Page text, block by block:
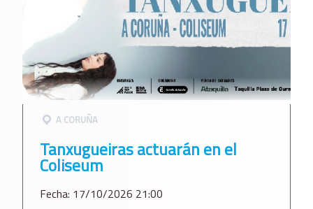
A CORUÑA
Tanxugueiras actuarán en el
Coliseum
Fecha: 17/10/2026 21:00